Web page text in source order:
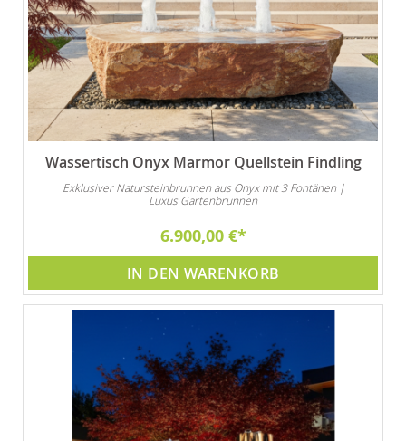
Wassertisch Onyx Marmor Quellstein Findling
Exklusiver Natursteinbrunnen aus Onyx mit 3 Fontänen |
Luxus Gartenbrunnen
6.900,00 €
IN DEN WARENKORB